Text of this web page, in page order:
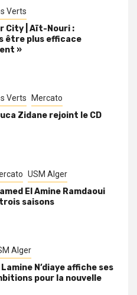
Verts
City | Aït-Nouri :
être plus efficace
»
Verts Mercato
Zidane rejoint le CD
USM Alger
El Amine Ramdaoui
saisons
Alger
Lamine N’diaye affiche ses
pour la nouvelle